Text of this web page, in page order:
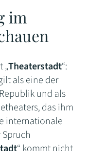
im
„Theaterstadt“:
als eine der
und als
das ihm
internationale